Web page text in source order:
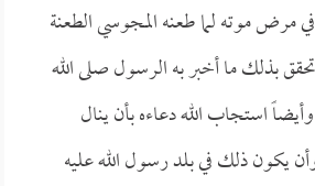
في مرض موته لما طعنه المجوسي الطعنة
بذلك ما أخبر به الرسول صلى الله
استجاب الله دعاءه بأن ينال
يكون ذلك في بلد رسول الله عليه